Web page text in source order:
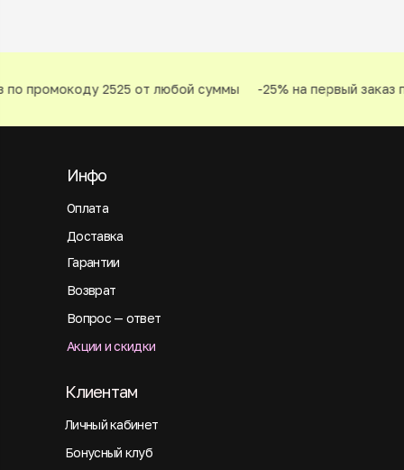
промокоду 2525 от любой суммы -25% на первый заказ
Оплата
Инфо
Доставка
Гарантии
Возврат
Вопрос — ответ
Акции и скидки
Личный кабинет
Клиентам
Бонусный клуб